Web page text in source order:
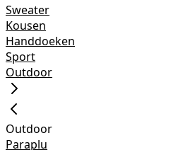
Sweater
Kousen
Handdoeken
Sport
Outdoor
Outdoor
Paraplu